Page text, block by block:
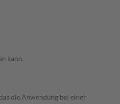
kann.
die Anwendung bei einer